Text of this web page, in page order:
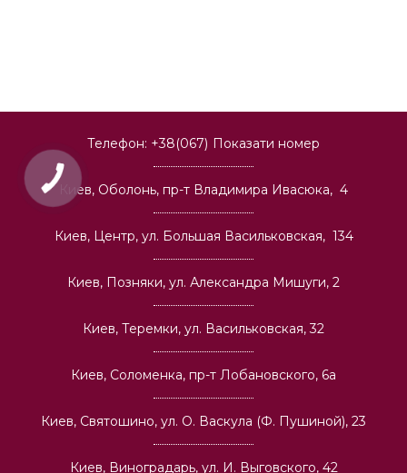
Телефон: +38(067) Показати номер
Киев, Оболонь, пр-т Владимира Ивасюка, 4
Киев, Центр, ул. Большая Васильковская, 134
Киев, Позняки, ул. Александра Мишуги, 2
Киев, Теремки, ул. Васильковская, 32
Киев, Соломенка, пр-т Лобановского, 6а
Киев, Святошино, ул. О. Васкула (Ф. Пушиной), 23
Киев, Виноградарь, ул. И. Выговского, 42